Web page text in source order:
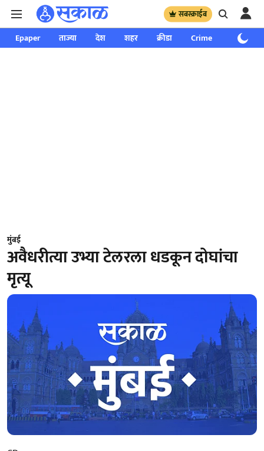
सबस्क्राईब
Epaper ताज्या देश शहर क्रीडा Crime साप्ताहिक
मुंबई
अवैधरीत्या उभ्या टेलरला धडकून दोघांचा
मृत्यू